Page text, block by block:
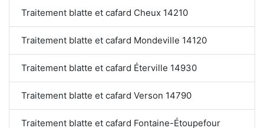
Traitement blatte et cafard Cheux 14210
Traitement blatte et cafard Mondeville 14120
Traitement blatte et cafard Éterville 14930
Traitement blatte et cafard Verson 14790
Traitement blatte et cafard Fontaine-Étoupefour